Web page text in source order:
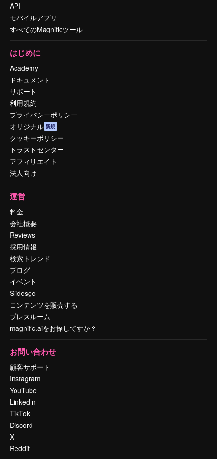
API
モバイルアプリ
すべてのMagnificツール
はじめに
Academy
ドキュメント
サポート
利用規約
プライバシーポリシー
オリジナル 新規
クッキーポリシー
トラストセンター
アフィリエイト
法人向け
運営
料金
会社概要
Reviews
採用情報
検索トレンド
ブログ
イベント
Slidesgo
コンテンツを販売する
プレスルーム
magnific.aiをお探しですか？
お問い合わせ
顧客サポート
Instagram
YouTube
LinkedIn
TikTok
Discord
X
Reddit